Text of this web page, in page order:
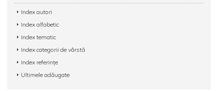
Index autori
Index alfabetic
Index tematic
Index categorii de vârstă
Index referințe
Ultimele adăugate